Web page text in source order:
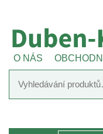
O NÁS